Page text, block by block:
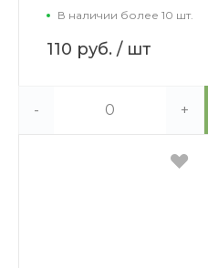
В наличии более 10 шт.
110 руб. / шт
- +